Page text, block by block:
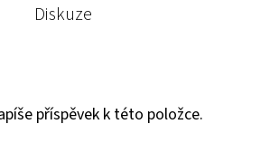
Diskuze
příspěvek k této položce.